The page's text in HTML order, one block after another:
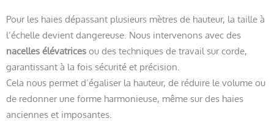
Pour les haies dépassant plusieurs mètres de hauteur, la taille à
l’échelle devient dangereuse. Nous intervenons avec des
nacelles élévatrices ou des techniques de travail sur corde,
garantissant à la fois sécurité et précision.
Cela nous permet d’égaliser la hauteur, de réduire le volume ou
de redonner une forme harmonieuse, même sur des haies
anciennes et imposantes.